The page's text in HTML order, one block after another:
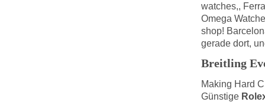
watches,,
Omega
shop!
gerade dort,
Breitling
Making Hard
Günstige